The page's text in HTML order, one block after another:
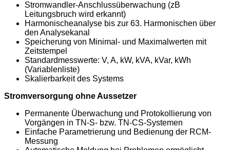
Stromwandler-Anschlussüberwachung (zB
Leitungsbruch wird erkannt)
Harmonischeanalyse bis zur 63. Harmonischen über
den Analysekanal
Speicherung von Minimal- und Maximalwerten mit
Zeitstempel
Standardmesswerte: V, A, kW, kVA, kVar, kWh
(Variablenliste)
Skalierbarkeit des Systems
Stromversorgung ohne Aussetzer
Permanente Überwachung und Protokollierung von
Vorgängen in TN-S- bzw. TN-CS-Systemen
Einfache Parametrierung und Bedienung der RCM-
Messung